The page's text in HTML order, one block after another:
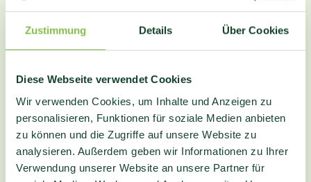
Zustimmung Details Über Cookies
Diese Webseite verwendet Cookies
Wir verwenden Cookies, um Inhalte und Anzeigen zu
personalisieren, Funktionen für soziale Medien anbieten
zu können und die Zugriffe auf unsere Website zu
analysieren. Außerdem geben wir Informationen zu Ihrer
Verwendung unserer Website an unsere Partner für
mit Euch einen passenden Standort aus, organisieren die
benötigten Ressourcen und bieten fachkundige Anleitung,
reibungslos verläuft und auch die richtigen Bäume
Macht den ersten Schritt, um mit Eurer Firma aktiv die
Umwelt zu schützen und gleichzeitig Euer Team enger
zusammenzubringen. Kontaktiert uns für Euer
individuelles Pflanzevent für Eure Firma und weitere